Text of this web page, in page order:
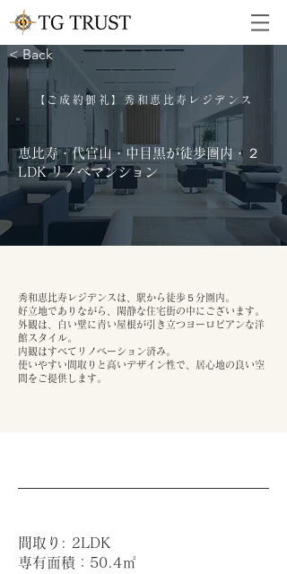
< Back
【ご成約御礼】秀和恵比寿レジデンス
恵比寿・代官山・中目黒が徒歩圏内・２
LDK リノベマンション
秀和恵比寿レジデンスは、駅から徒歩５分圏内。
好立地でありながら、閑静な住宅街の中にございます。
外観は、白い壁に青い屋根が引き立つヨーロピアンな洋
館スタイル。
内観はすべてリノベーション済み。
使いやすい間取りと高いデザイン性で、居心地の良い空
間をご提供します。
間取り: 2LDK
専有面積：50.4㎡